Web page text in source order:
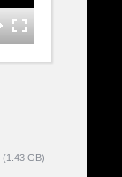
(1.43 GB)